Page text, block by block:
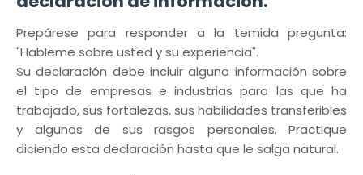
Prepárese para responder a la temida pregunta:
"Hableme sobre usted y su experiencia".
Su declaración debe incluir alguna información sobre
el tipo de empresas e industrias para las que ha
trabajado, sus fortalezas, sus habilidades transferibles
y algunos de sus rasgos personales. Practique
diciendo esta declaración hasta que le salga natural.